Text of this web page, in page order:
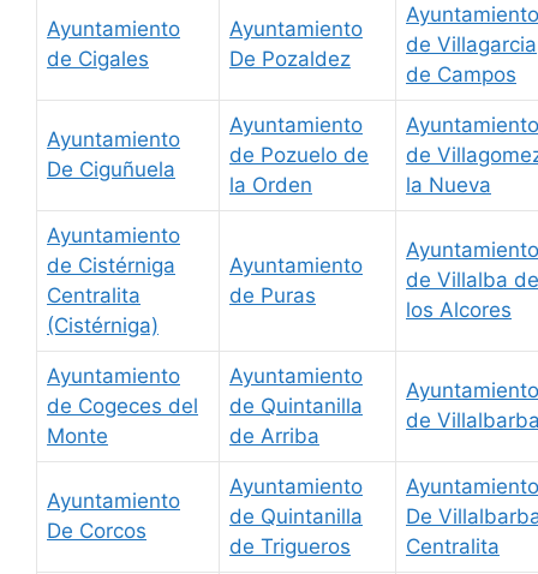
Ayuntamiento
de Cigales
Ayuntamiento
De Pozaldez
Ayuntamiento
de Villagarcia
de Campos
Ayuntamiento
De Ciguñuela
Ayuntamiento
de Pozuelo de
la Orden
Ayuntamiento
de
la Nueva
Ayuntamiento
de Cistérniga
Centralita
(Cistérniga)
Ayuntamiento
de Puras
Ayuntamiento
de Villalba de
los Alcores
Ayuntamiento
de Cogeces del
Monte
Ayuntamiento
de Quintanilla
de Arriba
Ayuntamiento
de
Ayuntamiento
De Corcos
Ayuntamiento
de Quintanilla
de Trigueros
Ayuntamiento
De
Centralita